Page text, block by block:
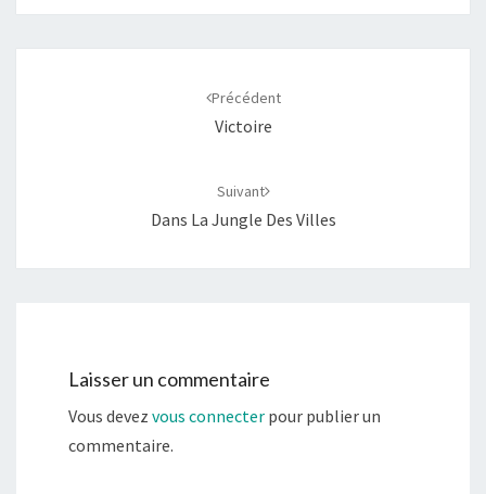
Précédent
Victoire
Suivant
Dans La Jungle Des Villes
Laisser un commentaire
Vous devez vous connecter pour publier un
commentaire.